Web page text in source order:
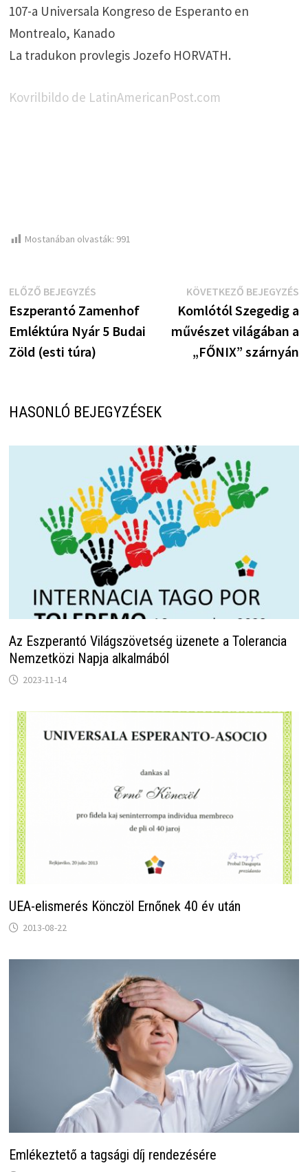
107-a Universala Kongreso de Esperanto en
Montrealo, Kanado
La tradukon provlegis Jozefo HORVATH.
Kovrilbildo de LatinAmericanPost.com
Mostanában olvasták: 991
Bejegyzés
navigáció
ELŐZŐ BEJEGYZÉSElőző
bejegyzés:
Eszperantó Zamenhof
Emléktúra Nyár 5 Budai
Zöld (esti túra)
KÖVETKEZŐ BEJEGYZÉS
Komlótól Szegedig a
művészet világában a
„FŐNIX” szárnyán
HASONLÓ BEJEGYZÉSEK
Az Eszperantó Világszövetség üzenete a Tolerancia
Nemzetközi Napja alkalmából
2023-11-14
UEA-elismerés Könczöl Ernőnek 40 év után
2013-08-22
Emlékeztető a tagsági díj rendezésére